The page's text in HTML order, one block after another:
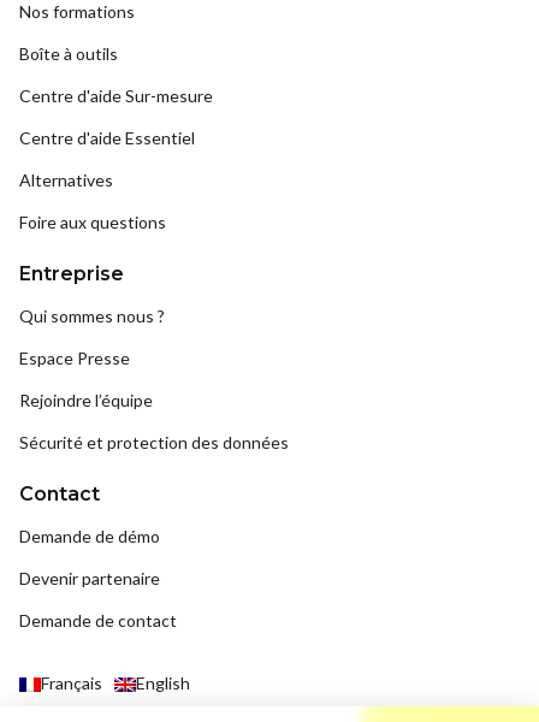
Nos formations
Boîte à outils
Centre d'aide Sur-mesure
Centre d'aide Essentiel
Alternatives
Foire aux questions
Entreprise
Qui sommes nous ?
Espace Presse
Rejoindre l’équipe
Sécurité et protection des données
Contact
Demande de démo
Devenir partenaire
Demande de contact
Français English